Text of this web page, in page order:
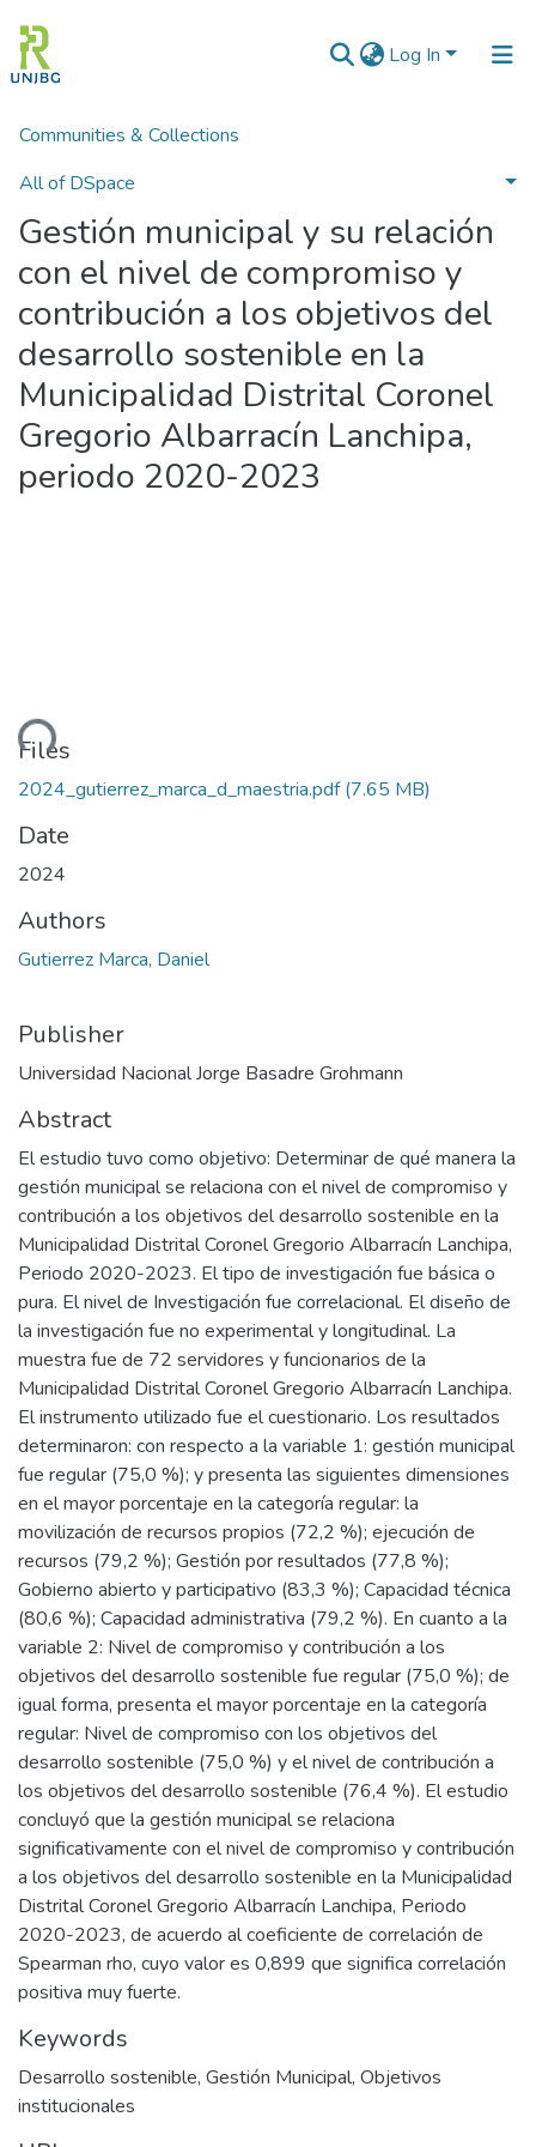
Log In
Communities & Collections
All of DSpace
Statistics
Enviar tesis
Home POSGRADO
Tesis de Maestría
Gestión municipal y su relación
con el nivel de compromiso y
contribución a los objetivos del
desarrollo sostenible en la
Municipalidad Distrital Coronel
Gregorio Albarracín Lanchipa,
periodo 2020-2023
Files
2024_gutierrez_marca_d_maestria.pdf(7.65 MB)
Date
2024
Authors
Gutierrez Marca, Daniel
Publisher
Universidad Nacional Jorge Basadre Grohmann
Abstract
El estudio tuvo como objetivo: Determinar de qué manera la
gestión municipal se relaciona con el nivel de compromiso y
contribución a los objetivos del desarrollo sostenible en la
Municipalidad Distrital Coronel Gregorio Albarracín Lanchipa,
Periodo 2020-2023. El tipo de investigación fue básica o
pura. El nivel de Investigación fue correlacional. El diseño de
la investigación fue no experimental y longitudinal. La
muestra fue de 72 servidores y funcionarios de la
Municipalidad Distrital Coronel Gregorio Albarracín Lanchipa.
El instrumento utilizado fue el cuestionario. Los resultados
determinaron: con respecto a la variable 1: gestión municipal
fue regular (75,0 %); y presenta las siguientes dimensiones
en el mayor porcentaje en la categoría regular: la
movilización de recursos propios (72,2 %); ejecución de
recursos (79,2 %); Gestión por resultados (77,8 %);
Gobierno abierto y participativo (83,3 %); Capacidad técnica
(80,6 %); Capacidad administrativa (79,2 %). En cuanto a la
variable 2: Nivel de compromiso y contribución a los
objetivos del desarrollo sostenible fue regular (75,0 %); de
igual forma, presenta el mayor porcentaje en la categoría
regular: Nivel de compromiso con los objetivos del
desarrollo sostenible (75,0 %) y el nivel de contribución a
los objetivos del desarrollo sostenible (76,4 %). El estudio
concluyó que la gestión municipal se relaciona
significativamente con el nivel de compromiso y contribución
a los objetivos del desarrollo sostenible en la Municipalidad
Distrital Coronel Gregorio Albarracín Lanchipa, Periodo
2020-2023, de acuerdo al coeficiente de correlación de
Spearman rho, cuyo valor es 0,899 que significa correlación
positiva muy fuerte.
Keywords
Desarrollo sostenible, Gestión Municipal, Objetivos
institucionales